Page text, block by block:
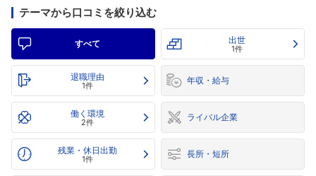
テーマから口コミを絞り込む
すべて 出世
1件
退職理由
1件 年収・給与
働く環境
2件 ライバル企業
残業・休日出勤
1件 長所・短所